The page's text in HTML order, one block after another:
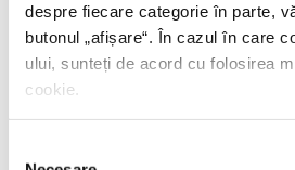
despre fiecare categorie în parte,
butonul „ afișare“. În cazul în care
ului, sunteți de acord cu folosirea
cookie.